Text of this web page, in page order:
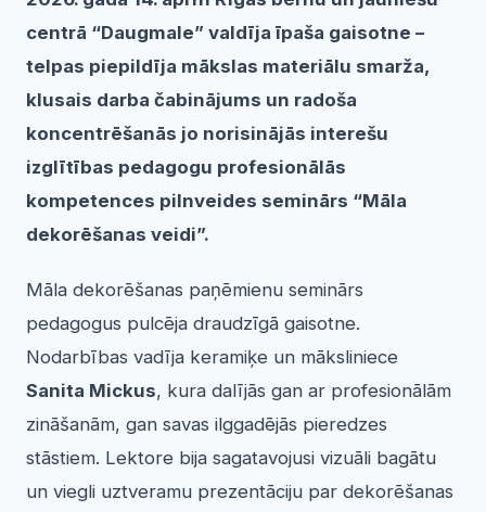
centrā “Daugmale” valdīja īpaša gaisotne –
telpas piepildīja mākslas materiālu smarža,
klusais darba čabinājums un radoša
koncentrēšanās jo norisinājās interešu
izglītības pedagogu profesionālās
kompetences pilnveides seminārs “Māla
dekorēšanas veidi”.
Māla dekorēšanas paņēmienu seminārs
pedagogus pulcēja draudzīgā gaisotne.
Nodarbības vadīja keramiķe un māksliniece
Sanita Mickus, kura dalījās gan ar profesionālām
zināšanām, gan savas ilggadējās pieredzes
stāstiem. Lektore bija sagatavojusi vizuāli bagātu
un viegli uztveramu prezentāciju par dekorēšanas